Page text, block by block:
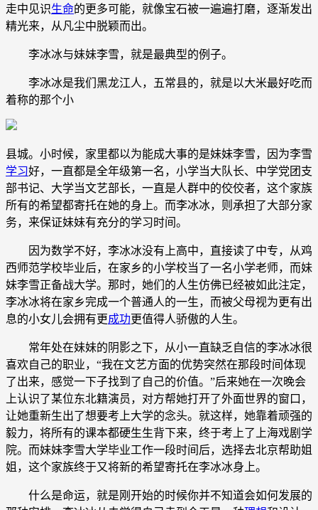
走中见识生命的更多可能，就像宝石被一遍遍打磨，逐渐发出
精光来，从凡尘中脱颖而出。
李冰冰与妹妹李雪，就是最典型的例子。
李冰冰是我们黑龙江人，五常县的，就是以大米最好吃而
着称的那个小
县城。小时候，家里都以为能成大事的是妹妹李雪，因为李雪
学习好，一直都是全年级第一名，小学当大队长、中学党团支
部书记、大学当文艺部长，一直是人群中的佼佼者，这个家族
所有的希望都寄托在她的身上。而李冰冰，则承担了大部分家
务，来保证妹妹有充分的学习时间。
因为数学不好，李冰冰没有上高中，直接读了中专，从鸡
西师范学校毕业后，在家乡的小学校当了一名小学老师，而妹
妹李雪正备战大学。那时，她们的人生仿佛已经被如此注定，
李冰冰将在家乡完成一个普通人的一生，而被父母视为更有出
息的小女儿会拥有更成功更值得人骄傲的人生。
常年处在妹妹的阴影之下，从小一直缺乏自信的李冰冰很
喜欢自己的职业，“我在文艺方面的优势突然在那段时间体现
了出来，感觉一下子找到了自己的价值。”后来她在一次晚会
上认识了某位东北籍演员，对方帮她打开了外面世界的窗口，
让她重新生出了想要考上大学的念头。就这样，她靠着顽强的
毅力，将所有的课本都硬生生背下来，终于考上了上海戏剧学
院。而妹妹李雪大学毕业工作一段时间后，选择去北京帮助姐
姐，这个家族终于又将新的希望寄托在李冰冰身上。
什么是命运，就是刚开始的时候你并不知道会如何发展的